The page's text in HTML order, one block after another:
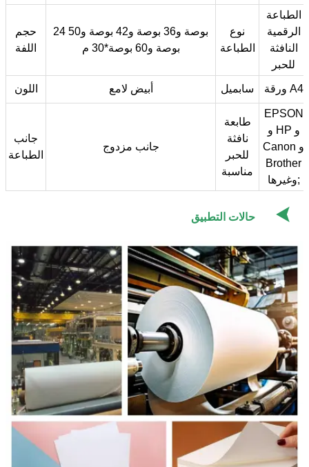
حجم
اللفة
24 بوصة و36 بوصة و42 بوصة و50
بوصة و60 بوصة*30 م
نوع
الطباعة
الطباعة
الرقمية
النافثة
للحبر
اللون أبيض لامع سابميل ورقة A4
جانب
الطباعة
جانب مزدوج
طابعة
نافثة
للحبر
مناسبة
EPSON
و HP و
Canon و
Brother
وغيرها;
حالات التطبيق 